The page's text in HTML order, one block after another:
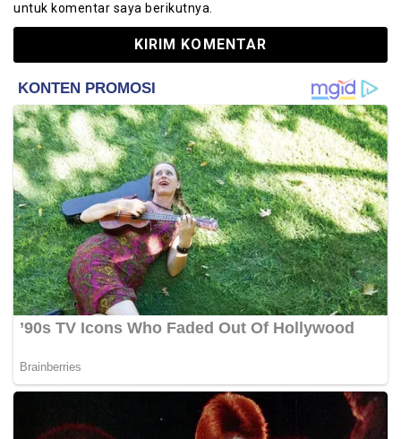
untuk komentar saya berikutnya.